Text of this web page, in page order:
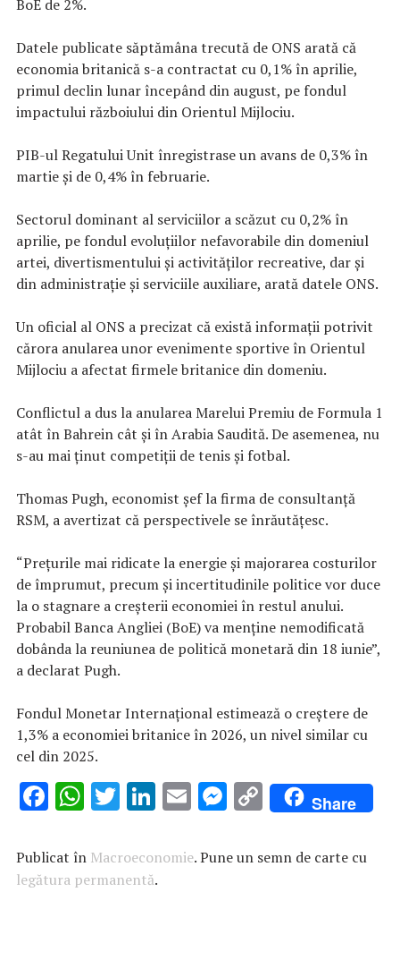
BoE de 2%.
Datele publicate săptămâna trecută de ONS arată că
economia britanică s-a contractat cu 0,1% în aprilie,
primul declin lunar începând din august, pe fondul
impactului războiului din Orientul Mijlociu.
PIB-ul Regatului Unit înregistrase un avans de 0,3% în
martie şi de 0,4% în februarie.
Sectorul dominant al serviciilor a scăzut cu 0,2% în
aprilie, pe fondul evoluţiilor nefavorabile din domeniul
artei, divertismentului şi activităţilor recreative, dar şi
din administraţie şi serviciile auxiliare, arată datele ONS.
Un oficial al ONS a precizat că există informaţii potrivit
cărora anularea unor evenimente sportive în Orientul
Mijlociu a afectat firmele britanice din domeniu.
Conflictul a dus la anularea Marelui Premiu de Formula 1
atât în Bahrein cât şi în Arabia Saudită. De asemenea, nu
s-au mai ţinut competiţii de tenis şi fotbal.
Thomas Pugh, economist şef la firma de consultanţă
RSM, a avertizat că perspectivele se înrăutăţesc.
“Preţurile mai ridicate la energie şi majorarea costurilor
de împrumut, precum şi incertitudinile politice vor duce
la o stagnare a creşterii economiei în restul anului.
Probabil Banca Angliei (BoE) va menţine nemodificată
dobânda la reuniunea de politică monetară din 18 iunie”,
a declarat Pugh.
Fondul Monetar Internaţional estimează o creştere de
1,3% a economiei britanice în 2026, un nivel similar cu
cel din 2025.
F
e
b
W
at
s
T
it
te
Li
k
e
E
ai
M
se
C
o
p
Share
Publicat în Macroeconomie. Pune un semn de carte cu
legătura permanentă.